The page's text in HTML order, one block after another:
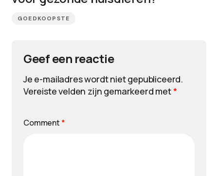
GOEDKOOPSTE
Geef een reactie
Je e-mailadres wordt niet gepubliceerd.
Vereiste velden zijn gemarkeerd met*
Comment *